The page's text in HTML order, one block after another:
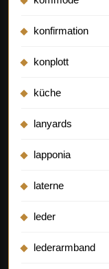
konfirmation
konplott
küche
lanyards
lapponia
laterne
leder
lederarmband